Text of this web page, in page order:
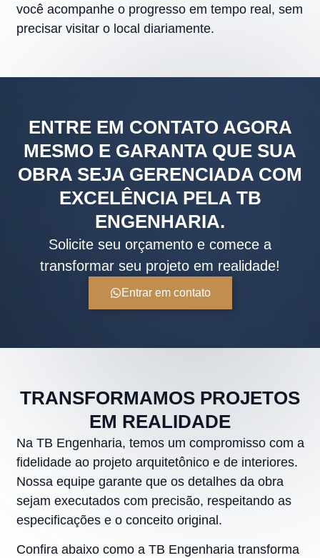
você acompanhe o progresso em tempo real, sem
precisar visitar o local diariamente.
ENTRE EM CONTATO AGORA
MESMO E GARANTA QUE SUA
OBRA SEJA GERENCIADA COM
EXCELÊNCIA PELA TB
ENGENHARIA.
Solicite seu orçamento e comece a
transformar seu projeto em realidade!
Entrar em contato
TRANSFORMAMOS PROJETOS
EM REALIDADE
Na TB Engenharia, temos um compromisso com a
fidelidade ao projeto arquitetônico e de interiores.
Nossa equipe garante que os detalhes da obra
sejam executados com precisão, respeitando as
especificações e o conceito original.
Confira abaixo como a TB Engenharia transforma